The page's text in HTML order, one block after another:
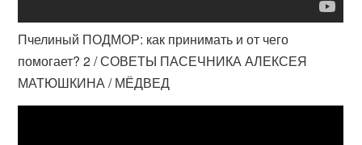
Пчелиный ПОДМОР: как принимать и от чего
помогает? 2 / СОВЕТЫ ПАСЕЧНИКА АЛЕКСЕЯ
МАТЮШКИНА / МЁДВЕД